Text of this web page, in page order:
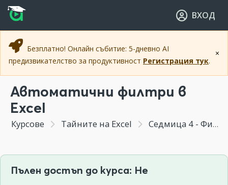
Прескочи към основното съдържание
Прескочи към навигацията
ВХОД
×
Безплатно! Онлайн събитие: 5-дневно AI
предизвикателство за продуктивност Регистрация тук.
Автоматични филтри в
Excel
Курсове Тайните на Excel Седмица 4 - Филтри за данни. Копиране, намиране, заместване на стойности и препратки.
Пълен достъп до курса: Не